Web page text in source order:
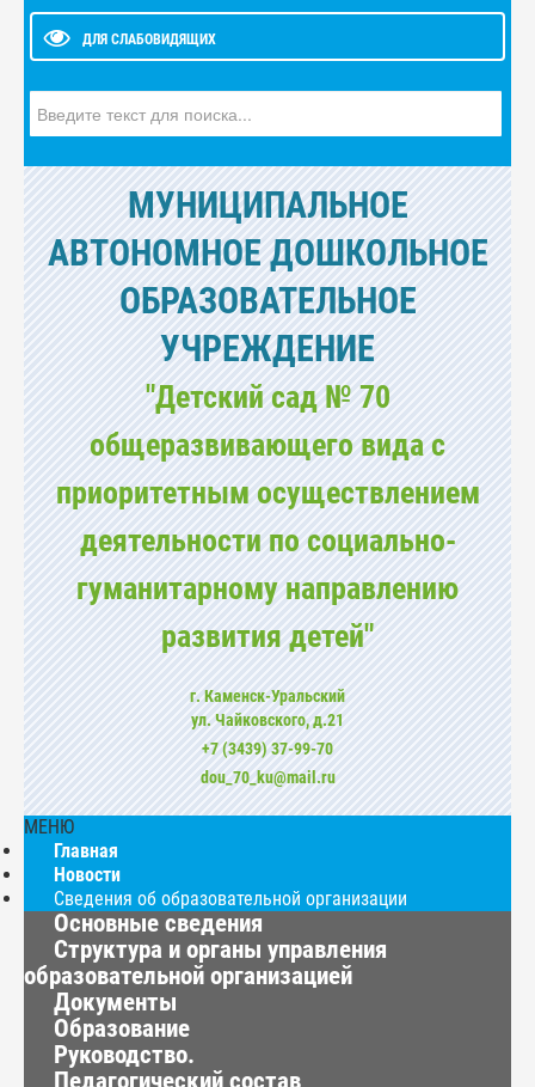
ДЛЯ СЛАБОВИДЯЩИХ
МУНИЦИПАЛЬНОЕ
АВТОНОМНОЕ ДОШКОЛЬНОЕ
ОБРАЗОВАТЕЛЬНОЕ
УЧРЕЖДЕНИЕ
"Детский сад № 70
общеразвивающего вида с
приоритетным осуществлением
деятельности по социально-
гуманитарному направлению
развития детей"
г. Каменск-Уральский
ул. Чайковского, д.21
+7 (3439) 37-99-70
dou_70_ku@mail.ru
МЕНЮ
Главная
Новости
Сведения об образовательной организации
Основные сведения
Структура и органы управления
образовательной организацией
Документы
Образование
Руководство.
Педагогический состав